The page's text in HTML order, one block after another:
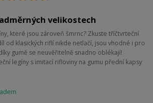
velikostech
které jsou zároveň šmrnc? Zkuste tříčtvrteční
od klasických riflí nikde netlačí, jsou vhodné i pro
gumě se neuvěřitelně snadno oblékají!
legíny s imitací rifloviny na gumu přední kapsy